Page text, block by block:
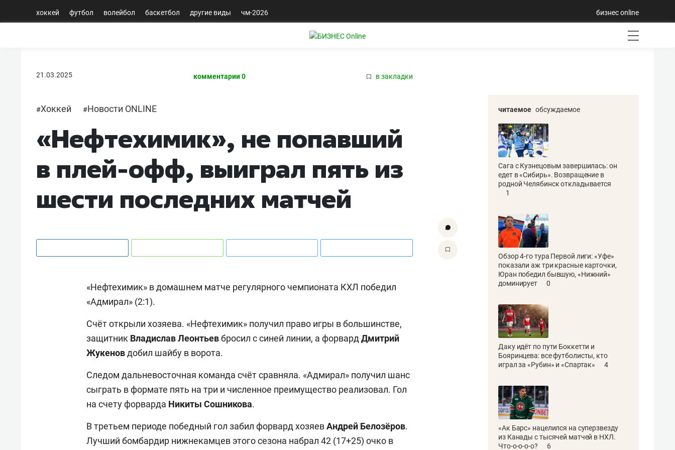
хоккей футбол волейбол баскетбол другие виды чм-2026 бизнес online
21.03.2025 комментарии 0 в закладки
#Хоккей #Новости ONLINE
«Нефтехимик», не попавший
в плей-офф, выиграл пять из
шести последних матчей
«Нефтехимик» в домашнем матче регулярного чемпионата КХЛ победил
«Адмирал» (2:1).
Счёт открыли хозяева. «Нефтехимик» получил право игры в большинстве,
защитник Владислав Леонтьевбросил с синей линии, а форвард Дмитрий
Жукеновдобил шайбу в ворота.
Следом дальневосточная команда счёт сравняла. «Адмирал» получил шанс
сыграть в формате пять на три и численное преимущество реализовал. Гол
на счету форварда Никиты Сошникова.
В третьем периоде победный гол забил форвард хозяевАндрей Белозёров.
Лучший бомбардир нижнекамцев этого сезона набрал 42 (17+25) очко в
читаемое обсуждаемое
Сага с Кузнецовым завершилась: он
едет в «Сибирь». Возвращение в
родной Челябинск откладывается
1
Обзор 4-го тура Первой лиги: «Уфе»
показали аж три красные карточки,
Юран победил бывшую, «Нижний»
доминирует
0
Даку идёт по пути Боккетти и
Бояринцева: все футболисты, кто
играл за «Рубин» и «Спартак»
4
«Ак Барс» нацелился на суперзвезду
из Канады с тысячей матчей в НХЛ.
Что-о-о-о-о?
6